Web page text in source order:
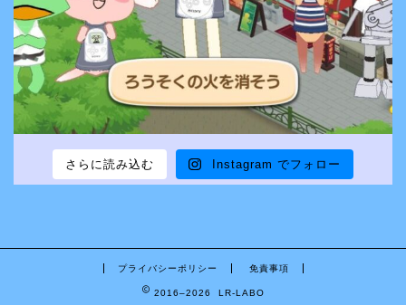
さらに読み込む Instagram でフォロー
プライバシーポリシー 免責事項
2016–2026 LR-LABO